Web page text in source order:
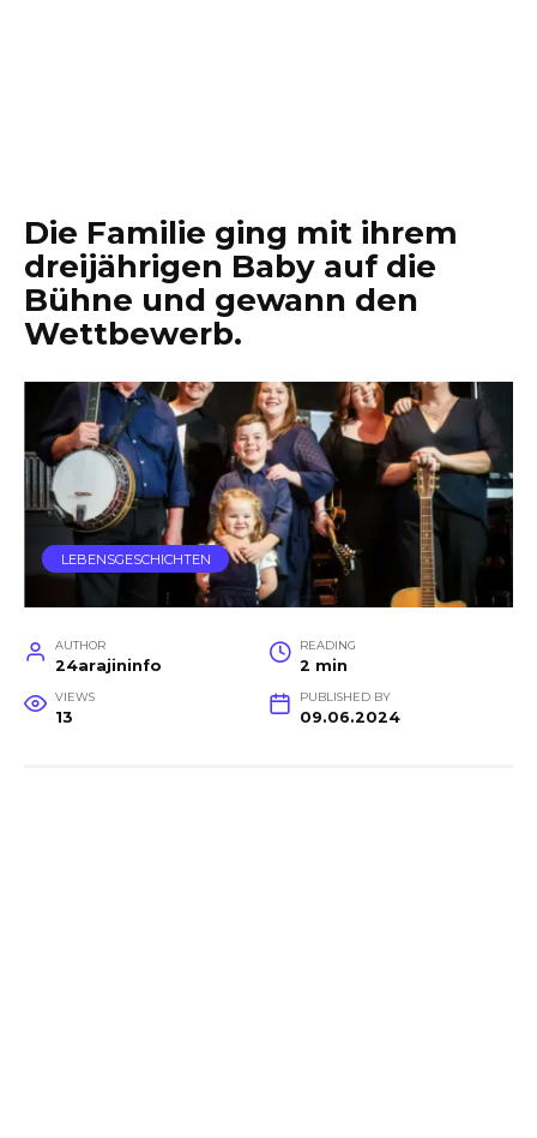
Die Familie ging mit ihrem
dreijährigen Baby auf die
Bühne und gewann den
Wettbewerb.
LEBENSGESCHICHTEN
AUTHOR
24arajininfo
READING
2 min
VIEWS
13
PUBLISHED BY
09.06.2024